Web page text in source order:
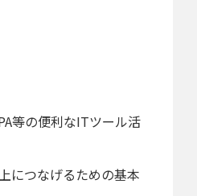
等の便利なITツール活
につなげるための基本